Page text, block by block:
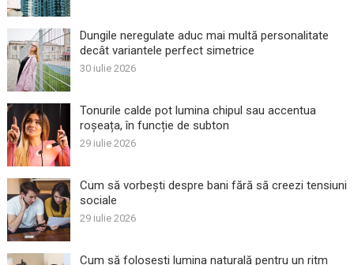
Dungile neregulate aduc mai multă personalitate
decât variantele perfect simetrice
30 iulie 2026
Tonurile calde pot lumina chipul sau accentua
roșeața, în funcție de subton
29 iulie 2026
Cum să vorbești despre bani fără să creezi tensiuni
sociale
29 iulie 2026
Cum să folosești lumina naturală pentru un ritm